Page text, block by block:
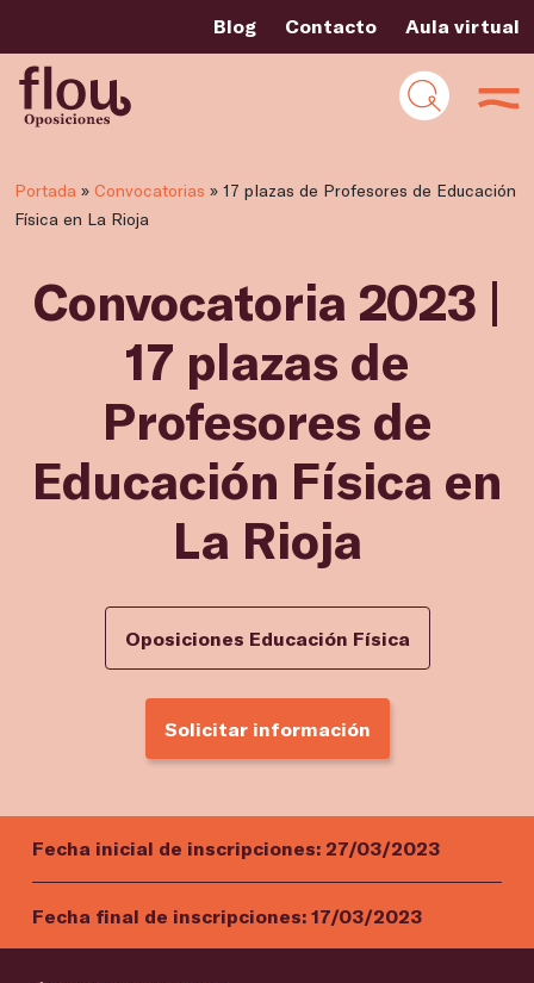
Blog Contacto Aula virtual
Portada » Convocatorias » 17 plazas de Profesores de Educación
Física en La Rioja
Convocatoria 2023 |
17 plazas de
Profesores de
Educación Física en
La Rioja
Oposiciones Educación Física
Solicitar información
Fecha inicial de inscripciones: 27/03/2023
Fecha final de inscripciones: 17/03/2023